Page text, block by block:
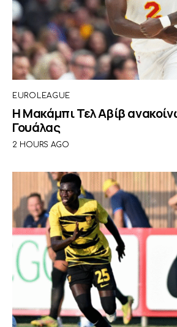
EUROLEAGUE
Η Μακάμπι Τελ Αβίβ
Γουάλας
2 HOURS AGO